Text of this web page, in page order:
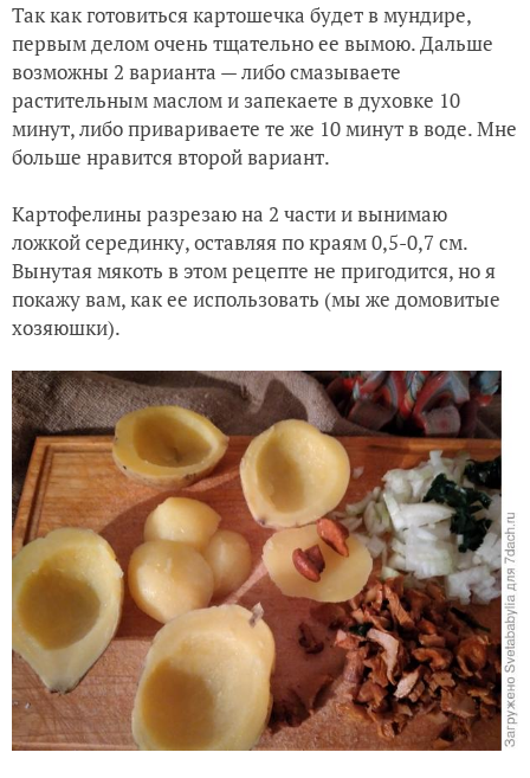
Так как готовиться картошечка будет в мундире,
первым делом очень тщательно ее вымою. Дальше
возможны 2 варианта — либо смазываете
растительным маслом и запекаете в духовке 10
минут, либо привариваете те же 10 минут в воде. Мне
больше нравится второй вариант.
Картофелины разрезаю на 2 части и вынимаю
ложкой серединку, оставляя по краям 0,5-0,7 см.
Вынутая мякоть в этом рецепте не пригодится, но я
покажу вам, как ее использовать (мы же домовитые
хозяюшки).